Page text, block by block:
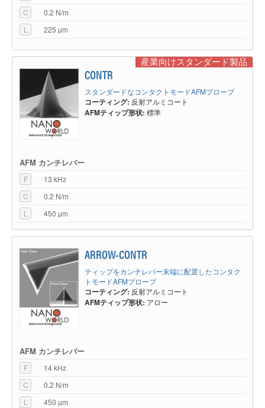
C
0.2 N/m
L
225 µm
産業向けスタンダード製品
CONTR
スタンダードなコンタクトモードAFMプローブ
コーティング: 反射アルミコート
AFMティップ形状: 標準
AFM カンチレバー
F
13 kHz
C
0.2 N/m
L
450 µm
ARROW-CONTR
ティップをカンチレバー末端に配置したコンタク
トモードAFMプローブ
コーティング: 反射アルミコート
AFMティップ形状: アロー
AFM カンチレバー
F
14 kHz
C
0.2 N/m
L
450 µm